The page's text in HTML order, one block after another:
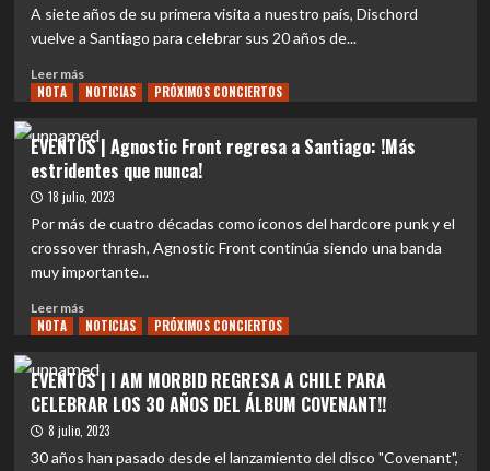
chilenos
ATESTADO
MAIA
abrirán
de
DISCHORD
A siete años de su primera visita a nuestro país, Dischord
vuelve a Santiago para celebrar sus 20 años de...
Leer másLeer
más
EVENTOS
|
DISCHORD
regresa
este
16
agosto
NOTA NOTICIAS PRÓXIMOS CONCIERTOS
EVENTOS | Agnostic Front regresa a Santiago: !Más
estridentes que nunca!
18 julio, 2023
Por más de cuatro décadas como íconos del hardcore punk y el
crossover thrash, Agnostic Front continúa siendo una banda
muy importante...
Leer másLeer
más
EVENTOS
|
Agnostic
Front
regresa
NOTA NOTICIAS PRÓXIMOS CONCIERTOS
EVENTOS | I AM MORBID REGRESA A CHILE PARA
CELEBRAR LOS 30 AÑOS DEL ÁLBUM COVENANT!!
8 julio, 2023
30 años han pasado desde el lanzamiento del disco "Covenant",